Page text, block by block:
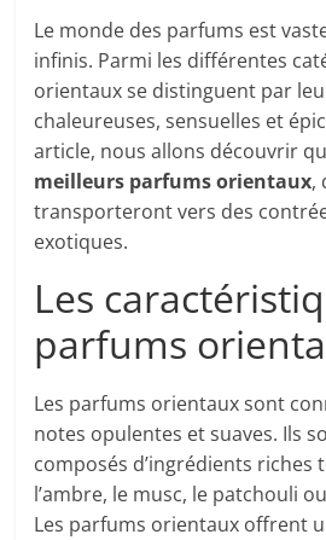
Le monde des parfums est
infinis. Parmi les différentes
orientaux se distinguent par
chaleureuses, sensuelles et
article, nous allons découvrir
meilleurs parfums orientaux,
transporteront vers des
exotiques.
Les
parfums
Les parfums orientaux sont
notes opulentes et suaves. Ils
composés d’ingrédients riches
l’ambre, le musc, le patchouli
Les parfums orientaux offrent